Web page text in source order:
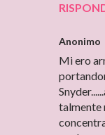
Anonimo
Mi ero
talmente